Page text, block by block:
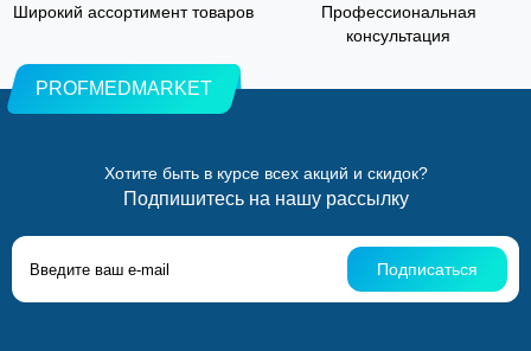
Широкий ассортимент товаров
Профессиональная
консультация
PROFMEDMARKET
Хотите быть в курсе всех акций и скидок?
Подпишитесь на нашу рассылку
Подписаться